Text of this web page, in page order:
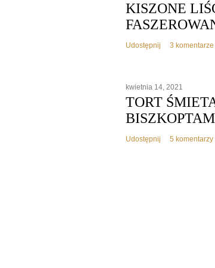
KISZONE
Udostępnij 3 komentarze
kwietnia 14, 2021
TORT
Udostępnij 5 komentarzy